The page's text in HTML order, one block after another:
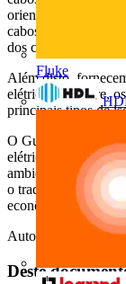
Fluke
orientando o leitor
cabos elétricos
dos clientes,
Além disto,
elétricos de cobre,
principais tipos de
O Guia introduz um
elétricos direcionado
ambientalmente
o tradicional
econômico e
Autor: Procobre
Deste